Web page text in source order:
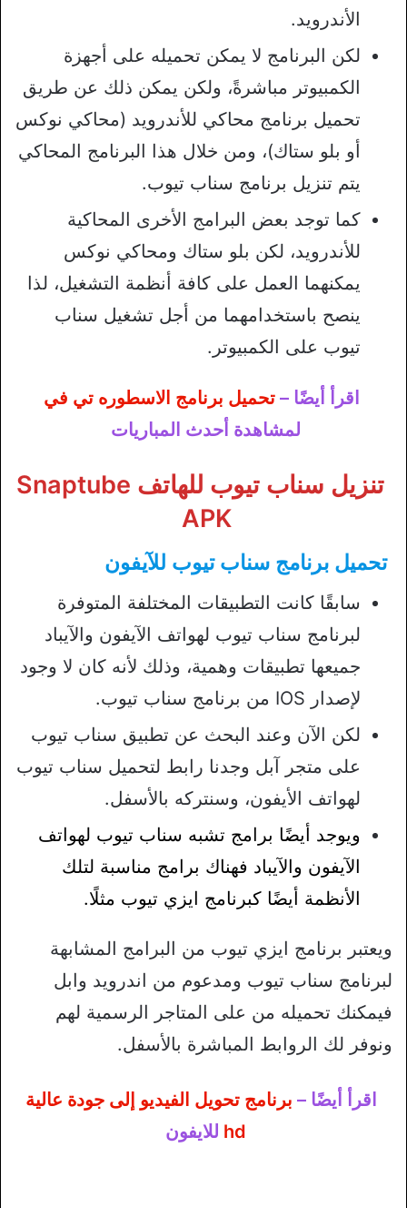
الأندرويد.
لكن البرنامج لا يمكن تحميله على أجهزة
الكمبيوتر مباشرةً، ولكن يمكن ذلك عن طريق
تحميل برنامج محاكي للأندرويد (محاكي نوكس
أو بلو ستاك)، ومن خلال هذا البرنامج المحاكي
يتم تنزيل برنامج سناب تيوب.
كما توجد بعض البرامج الأخرى المحاكية
للأندرويد، لكن بلو ستاك ومحاكي نوكس
يمكنهما العمل على كافة أنظمة التشغيل، لذا
ينصح باستخدامهما من أجل تشغيل سناب
تيوب على الكمبيوتر.
اقرأ أيضًا –تحميل برنامج الاسطوره تي في
لمشاهدة أحدث المباريات
تنزيل سناب تيوب للهاتف Snaptube
APK
تحميل برنامج سناب تيوب للآيفون
سابقًا كانت التطبيقات المختلفة المتوفرة
لبرنامج سناب تيوب لهواتف الآيفون والآيباد
جميعها تطبيقات وهمية، وذلك لأنه كان لا وجود
لإصدار IOS من برنامج سناب تيوب.
لكن الآن وعند البحث عن تطبيق سناب تيوب
على متجر آبل وجدنا رابط لتحميل سناب تيوب
لهواتف الأيفون، وسنتركه بالأسفل.
ويوجد أيضًا برامج تشبه سناب تيوب لهواتف
الآيفون والآيباد فهناك برامج مناسبة لتلك
الأنظمة أيضًا كبرنامج ايزي تيوب مثلًا.
ويعتبر برنامج ايزي تيوب من البرامج المشابهة
لبرنامج سناب تيوب ومدعوم من اندرويد وابل
فيمكنك تحميله من على المتاجر الرسمية لهم
ونوفر لك الروابط المباشرة بالأسفل.
اقرأ أيضًا – برنامج تحويل الفيديو إلى جودة عالية
hd للايفون